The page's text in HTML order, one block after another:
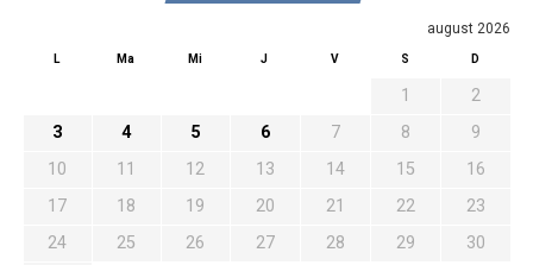
august 2026
L Ma Mi J V S D
1
2
3
4 5 6 7 8
9
10
11 12 13 14 15
16
17
18 19 20 21 22
23
24
25 26 27 28 29 30